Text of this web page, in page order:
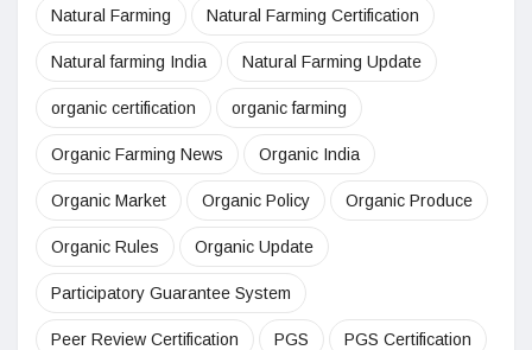
Natural Farming Natural Farming Certification
Natural farming India Natural Farming Update
organic certification organic farming
Organic Farming News Organic India
Organic Market Organic Policy Organic Produce
Organic Rules Organic Update
Participatory Guarantee System
Peer Review Certification PGS PGS Certification